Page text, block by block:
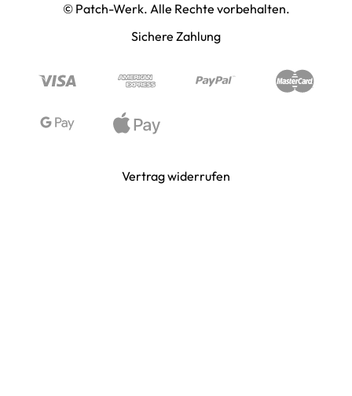
PAINTBALL & AIRSOFT
PUNISHER & SKULLS
WIKINGER & MITTELALTERWELTEN
© Patch-Werk. Alle Rechte vorbehalten.
Sichere Zahlung
Vertrag widerrufen